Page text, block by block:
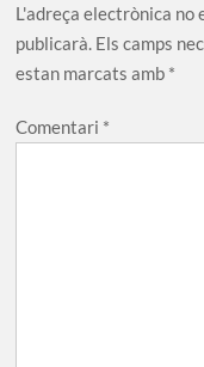
L'adreça electrònica no
publicarà. Els camps
estan marcats amb *
Comentari *